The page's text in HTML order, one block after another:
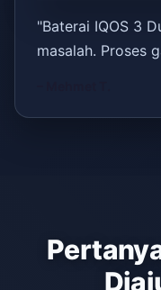
"Baterai IQOS 3
masalah. Proses